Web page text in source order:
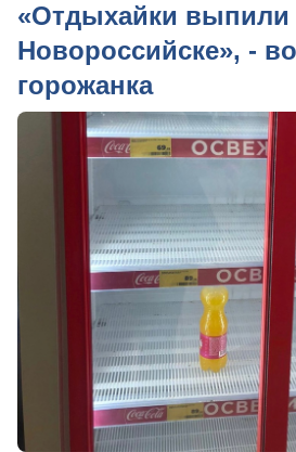
«Отдыхайки
Новороссийске», -
горожанка